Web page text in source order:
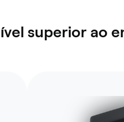
superior ao